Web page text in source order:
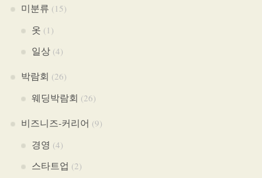
미분류 (15)
옷 (1)
일상(4)
박람회 (26)
웨딩박람회 (26)
비즈니즈-커리어 (9)
경영 (4)
스타트업 (2)